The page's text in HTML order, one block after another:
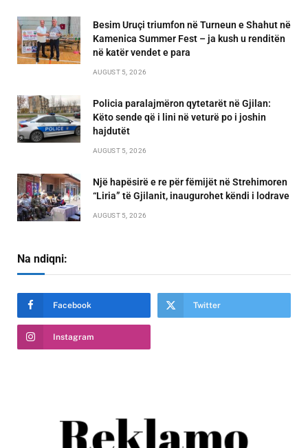
Besim Uruçi triumfon në Turneun e Shahut në
Kamenica Summer Fest – ja kush u renditën
në katër vendet e para
AUGUST 5, 2026
Policia paralajmëron qytetarët në Gjilan:
Këto sende që i lini në veturë po i joshin
hajdutët
AUGUST 5, 2026
Një hapësirë e re për fëmijët në Strehimoren
“Liria” të Gjilanit, inaugurohet këndi i lodrave
AUGUST 5, 2026
Na ndiqni:
Facebook Twitter
Instagram